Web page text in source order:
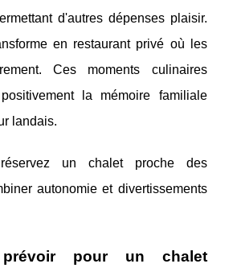
d'autres dépenses plaisir.
en restaurant privé où les
Ces moments culinaires
la mémoire familiale
landais.
un chalet proche des
autonomie et divertissements
pour un chalet